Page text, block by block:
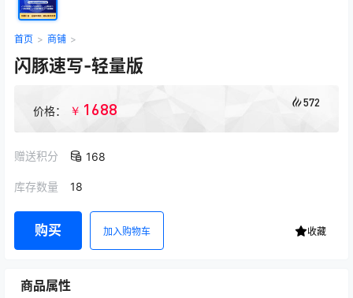
首页 > 商铺 >
闪豚速写-轻量版
价格： ￥ 1688 572
赠送积分 168
库存数量 18
购买 加入购物车 收藏
商品属性